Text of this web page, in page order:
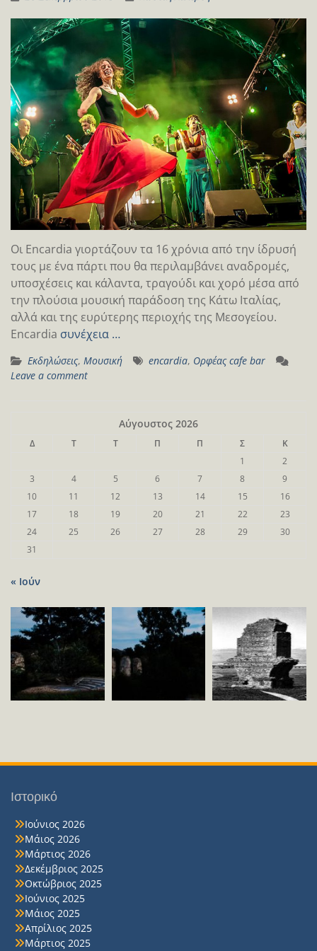
Oι Encardia γιορτάζουν τα 16 χρόνια από την ίδρυσή
τους με ένα πάρτι που θα περιλαμβάνει αναδρομές,
υποσχέσεις και κάλαντα, τραγούδι και χορό μέσα από
την πλούσια μουσική παράδοση της Κάτω Ιταλίας,
αλλά και της ευρύτερης περιοχής της Μεσογείου.
Encardia συνέχεια …
Εκδηλώσεις, Μουσική encardia, Ορφέας cafe bar
Leave a comment
Αύγουστος 2026
Δ Τ Τ Π Π Σ
Κ
1
2
3
4 5 6 7 8
9
10
11 12 13 14 15
16
17
18 19 20 21 22
23
24
25 26 27 28 29
30
31
« Ιούν
Ιστορικό
Ιούνιος 2026
Μάιος 2026
Μάρτιος 2026
Δεκέμβριος 2025
Οκτώβριος 2025
Ιούνιος 2025
Μάιος 2025
Απρίλιος 2025
Μάρτιος 2025